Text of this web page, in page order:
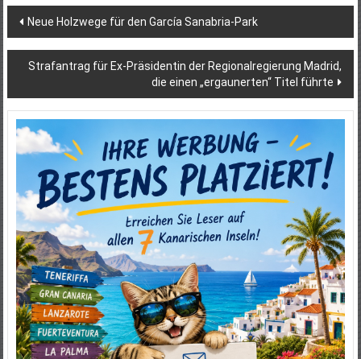
Beitragsnavigation
Neue Holzwege für den García Sanabria-Park
Strafantrag für Ex-Präsidentin der Regionalregierung Madrid,
die einen „ergaunerten“ Titel führte